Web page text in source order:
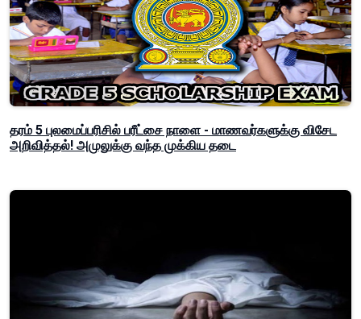
தரம் 5 புலமைப்பரிசில் பரீட்சை நாளை - மாணவர்களுக்கு விசேட
அறிவித்தல்! அமுலுக்கு வந்த முக்கிய தடை